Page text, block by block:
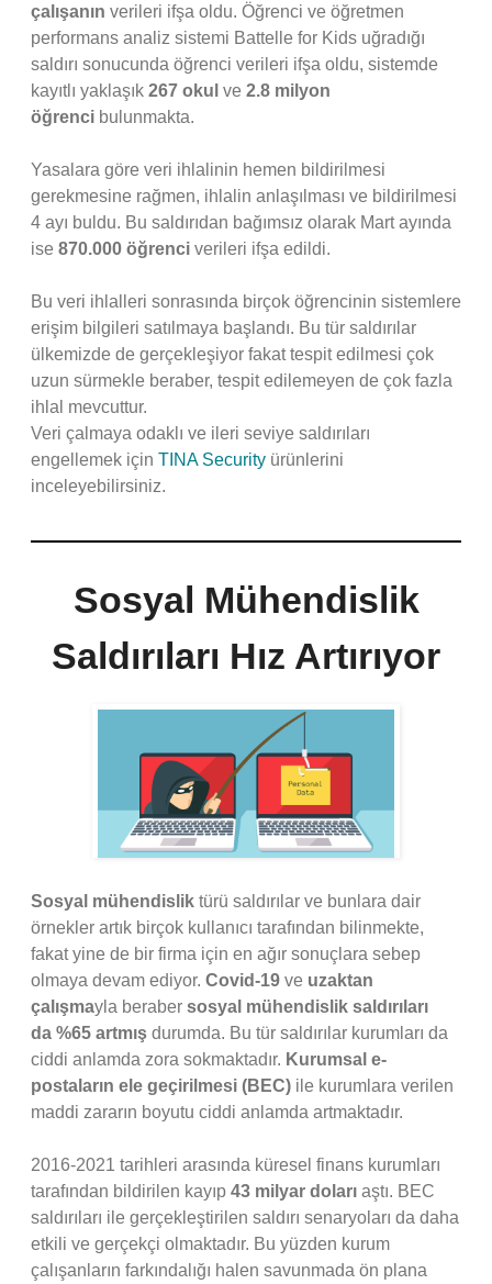
çalışanın verileri ifşa oldu. Öğrenci ve öğretmen
performans analiz sistemi Battelle for Kids uğradığı
saldırı sonucunda öğrenci verileri ifşa oldu, sistemde
kayıtlı yaklaşık 267 okul ve 2.8 milyon
öğrenci bulunmakta.
Yasalara göre veri ihlalinin hemen bildirilmesi
gerekmesine rağmen, ihlalin anlaşılması ve bildirilmesi
4 ayı buldu. Bu saldırıdan bağımsız olarak Mart ayında
ise 870.000 öğrenci verileri ifşa edildi.
Bu veri ihlalleri sonrasında birçok öğrencinin sistemlere
erişim bilgileri satılmaya başlandı. Bu tür saldırılar
ülkemizde de gerçekleşiyor fakat tespit edilmesi çok
uzun sürmekle beraber, tespit edilemeyen de çok fazla
ihlal mevcuttur.
Veri çalmaya odaklı ve ileri seviye saldırıları
engellemek için TINA Security ürünlerini
inceleyebilirsiniz.
Sosyal Mühendislik
Saldırıları Hız Artırıyor
Sosyal mühendislik türü saldırılar ve bunlara dair
örnekler artık birçok kullanıcı tarafından bilinmekte,
fakat yine de bir firma için en ağır sonuçlara sebep
olmaya devam ediyor. Covid-19 ve uzaktan
çalışmayla beraber sosyal mühendislik saldırıları
da %65 artmış durumda. Bu tür saldırılar kurumları da
ciddi anlamda zora sokmaktadır. Kurumsal e-
postaların ele geçirilmesi (BEC) ile kurumlara verilen
maddi zararın boyutu ciddi anlamda artmaktadır.
2016-2021 tarihleri arasında küresel finans kurumları
tarafından bildirilen kayıp 43 milyar doları aştı. BEC
saldırıları ile gerçekleştirilen saldırı senaryoları da daha
etkili ve gerçekçi olmaktadır. Bu yüzden kurum
çalışanların farkındalığı halen savunmada ön plana